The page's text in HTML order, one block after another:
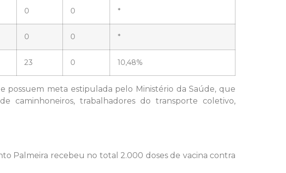
0 0 *
0 0 *
23 0 10,48%
possuem meta estipulada pelo Ministério da Saúde, que
caminhoneiros, trabalhadores do transporte coletivo,
Palmeira recebeu no total 2.000 doses de vacina contra